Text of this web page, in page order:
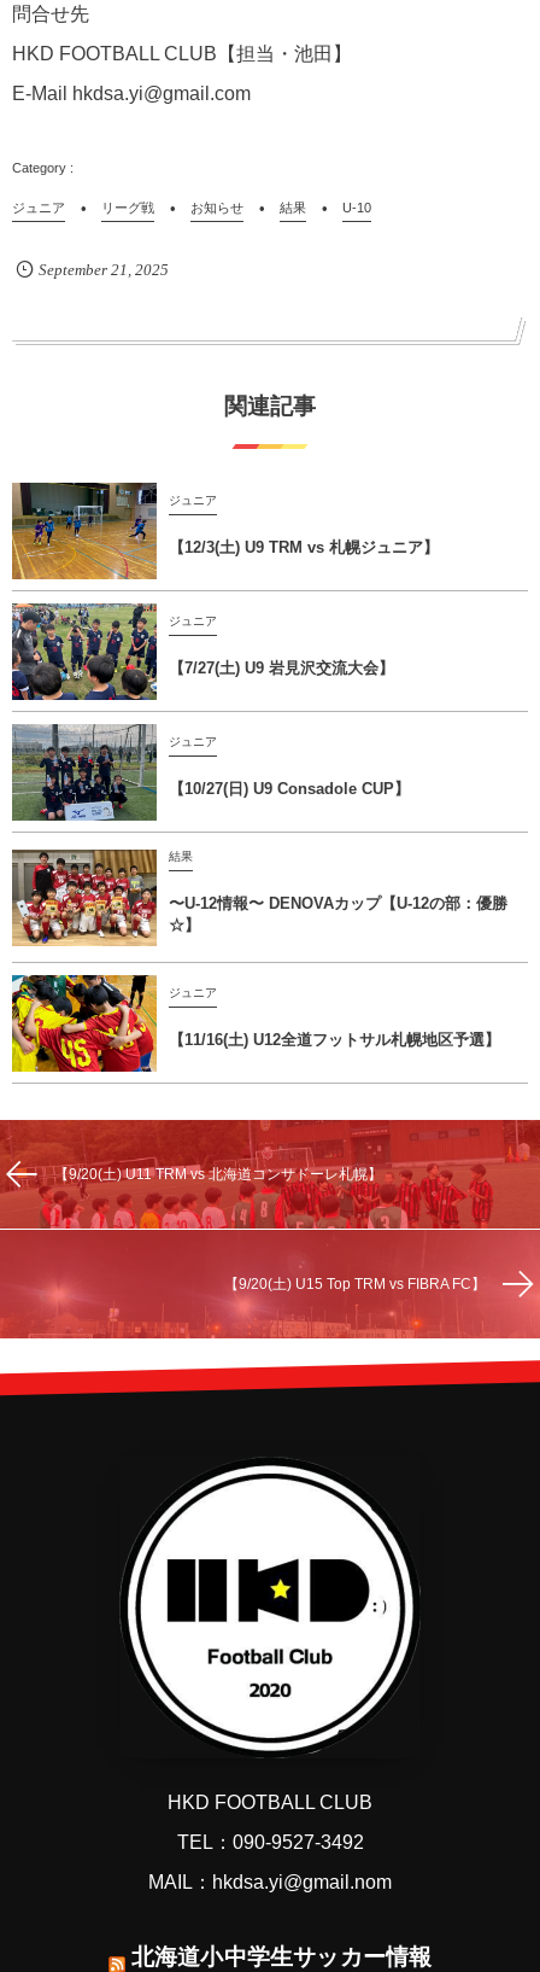
問合せ先
HKD FOOTBALL CLUB【担当・池田】
E-Mail hkdsa.yi@gmail.com
ジュニア リーグ戦 お知らせ 結果 U-10
September 21 2025
関連記事
ジュニア
【12/3(土) U9 TRM vs 札幌ジュニア】
ジュニア
【7/27(土) U9 岩見沢交流大会】
ジュニア
【10/27(日) U9 Consadole CUP】
結果
〜U-12情報〜 DENOVAカップ【U-12の部：優勝
☆】
ジュニア
【11/16(土) U12全道フットサル札幌地区予選】
【9/20(土) U11 TRM vs 北海道コンサドーレ札幌】
【9/20(土) U15 Top TRM vs FIBRA FC】
HKD FOOTBALL CLUB
TEL：090-9527-3492
MAIL：hkdsa.yi@gmail.nom
北海道小中学生サッカー情報